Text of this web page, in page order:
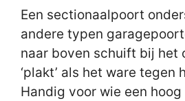
Een sectionaalpoort
andere typen
naar boven schuift bij het
‘plakt’ als het ware tegen
Handig voor wie een